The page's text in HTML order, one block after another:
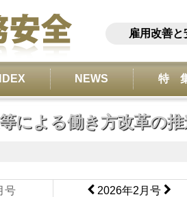
雇用改善
NEWS 特
による働き方改革の
号 2026年2月号